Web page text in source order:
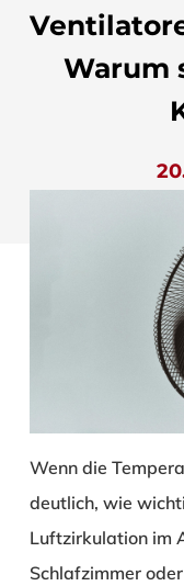
Warum
Wenn die
deutlich, wie
Luftzirkulation im
Schlafzimmer